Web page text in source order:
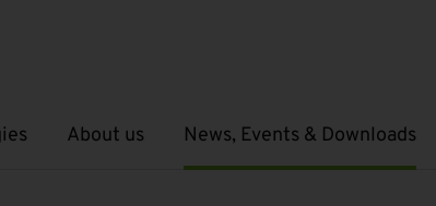
About us
Open submenu News, Events & Downloads
Open submenu